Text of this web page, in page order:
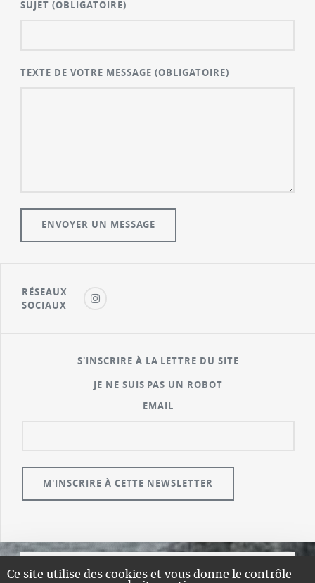
Ce site utilise des cookies et vous donne le contrôle
SUJET(OBLIGATOIRE)
TEXTE DE VOTRE MESSAGE(OBLIGATOIRE)
RÉSEAUX
SOCIAUX
S'INSCRIRE À LA LETTRE DU SITE
JE NE SUIS PAS UN ROBOT
EMAIL
© GUALENI.COM